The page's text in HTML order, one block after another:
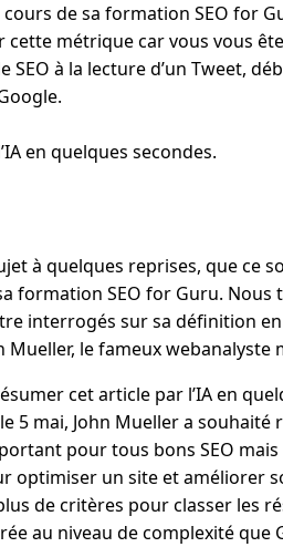
de sa formation SEO for
cette métrique car vous vous
à la lecture d’un Tweet,
en quelques secondes.
à quelques reprises, que ce
formation SEO for Guru.
interrogés sur sa définition
Mueller, le fameux webanalyste
cet article par l’IA en
5 mai, John Mueller a
pour tous bons SEO mais
optimiser un site et améliorer
de critères pour classer les
au niveau de complexité que